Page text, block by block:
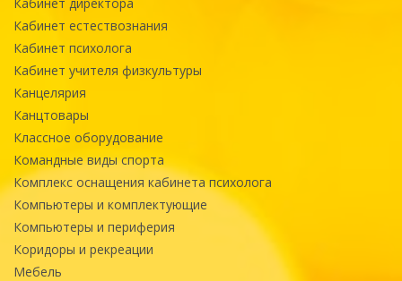
Кабинет естествознания
Кабинет психолога
Кабинет учителя физкультуры
Канцелярия
Канцтовары
Классное оборудование
Командные виды спорта
Комплекс оснащения кабинета психолога
Компьютеры и комплектующие
Компьютеры и периферия
Коридоры и рекреации
Мебель